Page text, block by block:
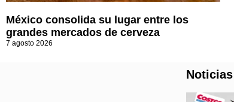
México consolida su lugar entre los
grandes mercados de cerveza
7 agosto 2026
Noticias